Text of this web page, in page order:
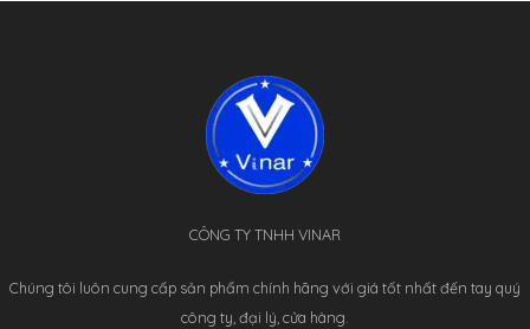
CÔNG TY TNHH VINAR
Chúng tôi luôn cung cấp sản phẩm chính hãng với giá tốt nhất đến tay quý
công ty, đại lý, cửa hàng.